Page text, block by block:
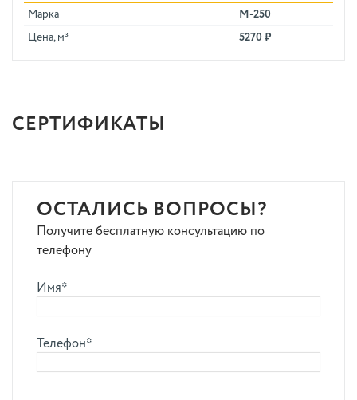
Марка M-250
Цена, м³ 5270 ₽
СЕРТИФИКАТЫ
ОСТАЛИСЬ ВОПРОСЫ?
Получите бесплатную консультацию по
телефону
Имя*
Телефон*